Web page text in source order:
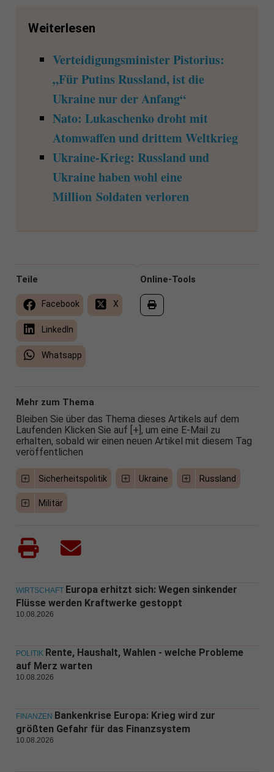
Weiterlesen
Verteidigungsminister Pistorius:
„Für Putins Russland, ist die
Ukraine nur der Anfang“
Nato: Lukaschenko droht mit
Atomwaffen und drittem Weltkrieg
Ukraine-Krieg: Russland und
Ukraine haben wohl eine
Million Soldaten verloren
Online-Tools
Teile
Facebook X
LinkedIn
Whatsapp
Mehr zum Thema
Bleiben Sie über das Thema dieses Artikels auf dem
Laufenden Klicken Sie auf [+], um eine E-Mail zu
erhalten, sobald wir einen neuen Artikel mit diesem Tag
veröffentlichen
Sicherheitspolitik Ukraine Russland
Militär
WIRTSCHAFT Europa erhitzt sich: Wegen sinkender
Flüsse werden Kraftwerke gestoppt
10.08.2026
POLITIK Rente, Haushalt, Wahlen - welche Probleme
auf Merz warten
10.08.2026
FINANZEN Bankenkrise Europa: Krieg wird zur
größten Gefahr für das Finanzsystem
10.08.2026